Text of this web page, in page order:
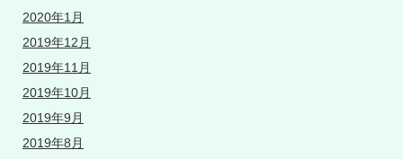
2020年1月
2019年12月
2019年11月
2019年10月
2019年9月
2019年8月